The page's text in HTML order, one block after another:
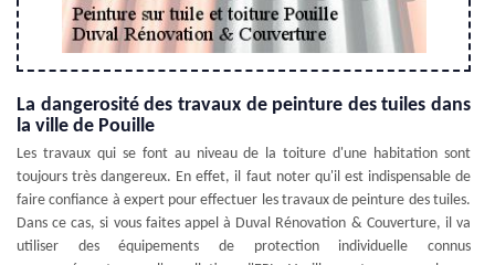
La dangerosité des travaux de peinture des tuiles dans
la ville de Pouille
Les travaux qui se font au niveau de la toiture d'une habitation sont
toujours très dangereux. En effet, il faut noter qu'il est indispensable de
faire confiance à expert pour effectuer les travaux de peinture des tuiles.
Dans ce cas, si vous faites appel à Duval Rénovation & Couverture, il va
utiliser des équipements de protection individuelle connus